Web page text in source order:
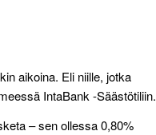
aikoina. Eli niille, jotka
IntaBank -Säästötiliin.
– sen ollessa 0,80%